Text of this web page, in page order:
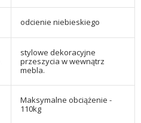
odcienie niebieskiego
stylowe dekoracyjne
przeszycia w wewnątrz
mebla.
Maksymalne obciążenie -
110kg